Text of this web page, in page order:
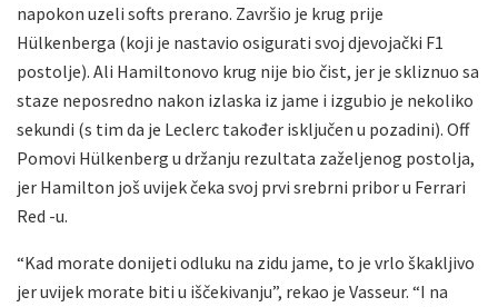
napokon uzeli softs prerano. Završio je krug prije
Hülkenberga (koji je nastavio osigurati svoj djevojački F1
postolje). Ali Hamiltonovo krug nije bio čist, jer je skliznuo sa
staze neposredno nakon izlaska iz jame i izgubio je nekoliko
sekundi (s tim da je Leclerc također isključen u pozadini). Off
Pomovi Hülkenberg u držanju rezultata zaželjenog postolja,
jer Hamilton još uvijek čeka svoj prvi srebrni pribor u Ferrari
Red -u.
“Kad morate donijeti odluku na zidu jame, to je vrlo škakljivo
jer uvijek morate biti u iščekivanju”, rekao je Vasseur. “I na